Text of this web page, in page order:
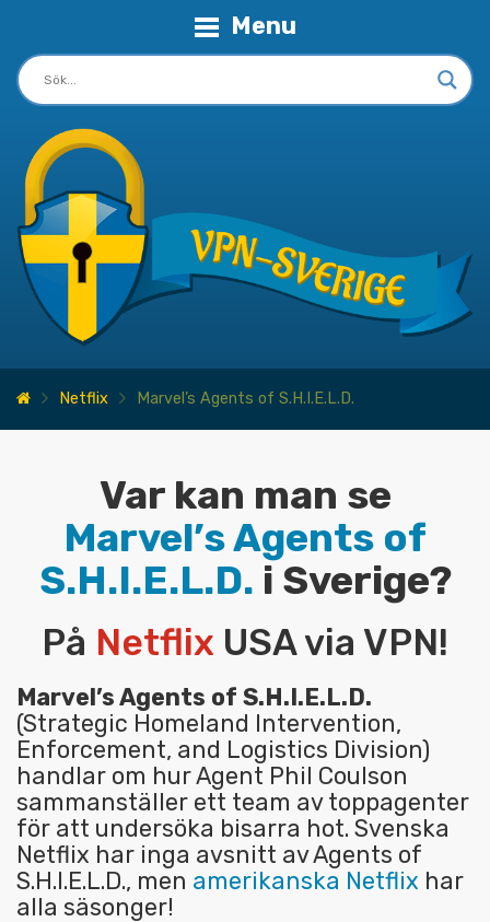
Menu
Netflix Marvel’s Agents of S.H.I.E.L.D.
Var kan man se
Marvel’s Agents of
S.H.I.E.L.D. i Sverige?
På Netflix USA via VPN!
Marvel’s Agents of S.H.I.E.L.D.
(Strategic Homeland Intervention,
Enforcement, and Logistics Division)
handlar om hur Agent Phil Coulson
sammanställer ett team av toppagenter
för att undersöka bisarra hot. Svenska
Netflix har inga avsnitt av Agents of
S.H.I.E.L.D., men amerikanska Netflix har
alla säsonger!